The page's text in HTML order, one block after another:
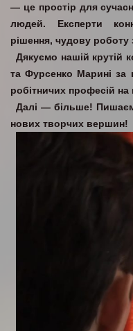
— це простір для
людей. Експерти
рішення, чудову
Дякуємо нашій крутій
та Фурсенко Марині за
робітничих професій
Далі — більше!
нових творчих вершин!